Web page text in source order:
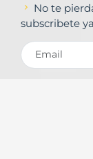
No te
subscribete